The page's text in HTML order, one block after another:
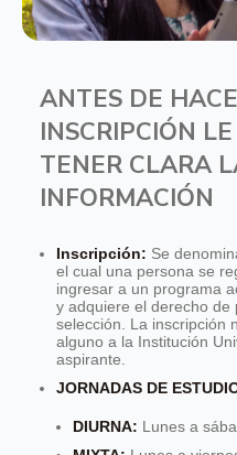
ANTES DE
INSCRIPCIÓN
TENER CLARA
INFORMACIÓN
Inscripción: Se
el cual una persona se
ingresar a un programa
y adquiere el derecho de
selección. La inscripción
alguno a la Institución
aspirante.
JORNADAS DE
DIURNA: Lunes a